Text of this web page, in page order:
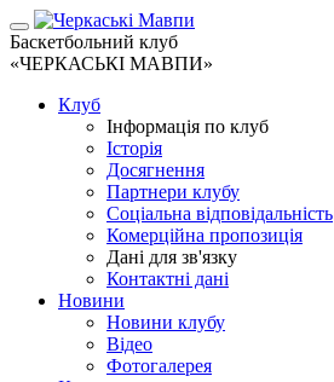
Баскетбольний клуб
«ЧЕРКАСЬКІ МАВПИ»
Клуб
Інформація по клуб
Історія
Досягнення
Партнери клубу
Соціальна відповідальність
Комерційна пропозиція
Дані для зв'язку
Контактні дані
Новини
Новини клубу
Відео
Фотогалерея